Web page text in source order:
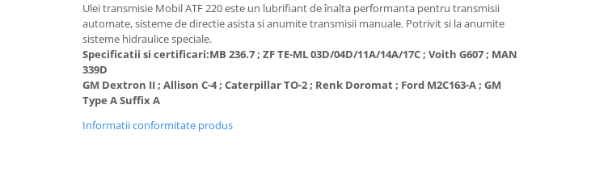
■ Filtre habitaclu
■ Filtre hidraulice
■ Filtre uscator
■ Filtre aditivi
■ Filtre epurator
Ulei transmisie Mobil ATF 220 este un lubrifiant de înalta performanta pentru transmisii
automate, sisteme de directie asista si anumite transmisii manuale. Potrivit si la anumite
sisteme hidraulice speciale.
Specificatii si certificari:MB 236.7 ; ZF TE-ML 03D/04D/11A/14A/17C ; Voith G607 ; MAN
339D
GM Dextron II ; Allison C-4 ; Caterpillar TO-2 ; Renk Doromat ; Ford M2C163-A ; GM
Type A Suffix A
Informatii conformitate produs